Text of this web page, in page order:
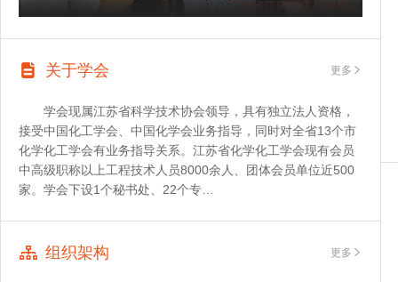
关于学会 更多
学会现属江苏省科学技术协会领导，具有独立法人资格，
接受中国化工学会、中国化学会业务指导，同时对全省13个市
化学化工学会有业务指导关系。江苏省化学化工学会现有会员
中高级职称以上工程技术人员8000余人、团体会员单位近500
家。学会下设1个秘书处、22个专…
组织架构 更多